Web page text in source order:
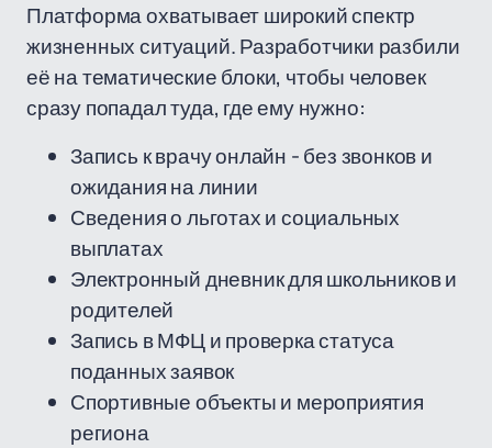
Платформа охватывает широкий спектр
жизненных ситуаций. Разработчики разбили
её на тематические блоки, чтобы человек
сразу попадал туда, где ему нужно:
Запись к врачу онлайн - без звонков и
ожидания на линии
Сведения о льготах и социальных
выплатах
Электронный дневник для школьников и
родителей
Запись в МФЦ и проверка статуса
поданных заявок
Спортивные объекты и мероприятия
региона